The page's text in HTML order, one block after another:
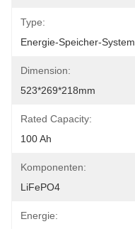
Type:
Energie-Speicher-System
Dimension:
523*269*218mm
Rated Capacity:
100 Ah
Komponenten:
LiFePO4
Energie: